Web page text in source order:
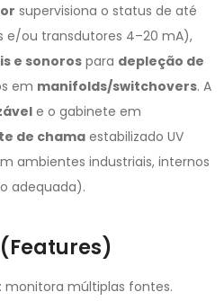
supervisiona o status de até
e/ou transdutores 4–20 mA),
e sonoros para depleção de
em manifolds/switchovers. A
e o gabinete em
de chama estabilizado UV
ambientes industriais, internos
adequada).
: monitora múltiplas fontes.